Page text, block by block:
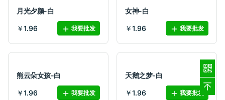
月光夕颜-白
￥1.96 我要批发
女神-白
￥1.96 我要批发
熊云朵女孩-白
￥1.96 我要批发
天鹅之梦-白
￥1.96 我要批发